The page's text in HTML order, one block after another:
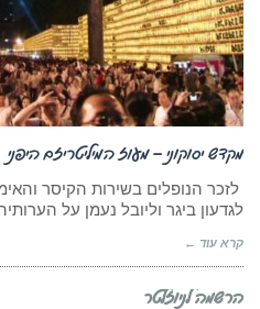
מקדש יסוקוני – מעוז המיליטריזם היפני
לזכר הנופלים בשירות הקיסר
לגדעון ביגר וליובל נעמן על
קרא עוד ←
הרשמה לניוזלטר